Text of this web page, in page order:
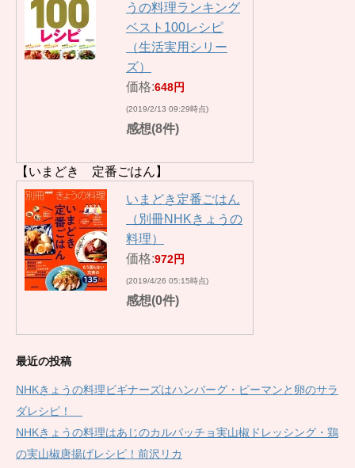
うの料理ランキング
ベスト100レシピ
（生活実用シリー
ズ）
価格:648円
(2019/2/13 09:29時点)
感想(8件)
【いまどき 定番ごはん】
いまどき定番ごはん
（別冊NHKきょうの
料理）
価格:972円
(2019/4/26 05:15時点)
感想(0件)
最近の投稿
NHKきょうの料理ビギナーズはハンバーグ・ピーマンと卵のサラ
ダレシピ！
NHKきょうの料理はあじのカルパッチョ実山椒ドレッシング・鶏
の実山椒唐揚げレシピ！前沢リカ